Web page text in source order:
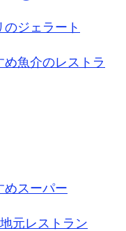
ジェラート
魚介のレストラ
スーパー
元レストラン